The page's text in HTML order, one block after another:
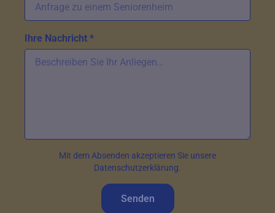
Ihre Nachricht *
Mit dem Absenden akzeptieren Sie unsere
Datenschutzerklärung.
Senden